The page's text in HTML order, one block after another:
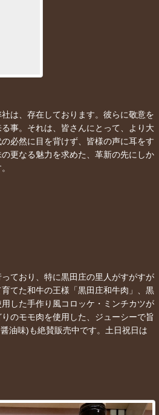
は、存在しております。彼らに敬意を
事。それは、皆さんにとって、より大
必然に目を背けず、皆様の声に耳をす
更なる魅力を求めた、革新の先にしか
ており、特に黒田庄の里人がすがすが
てた和牛の王様「黒田庄和牛肉」、黒
した手作り風コロッケ・ミンチカツが
のモモ肉を使用した、ジューシーで旨
油味)も絶賛販売中です。土日祝日は